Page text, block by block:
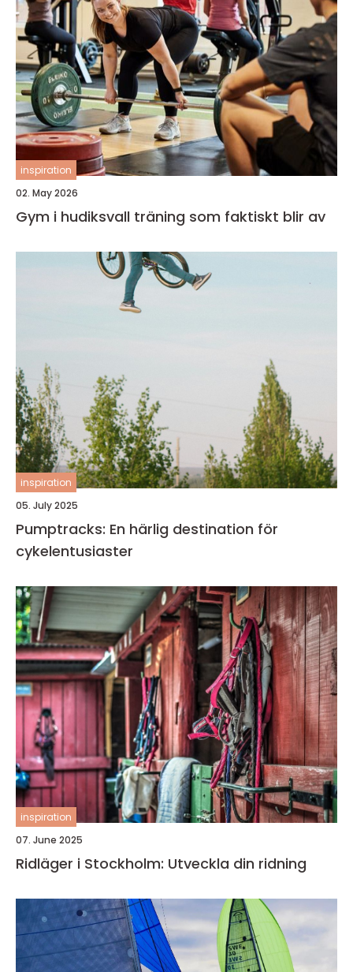
inspiration
02. May 2026
Gym i hudiksvall träning som faktiskt blir av
inspiration
05. July 2025
Pumptracks: En härlig destination för
cykelentusiaster
inspiration
07. June 2025
Ridläger i Stockholm: Utveckla din ridning